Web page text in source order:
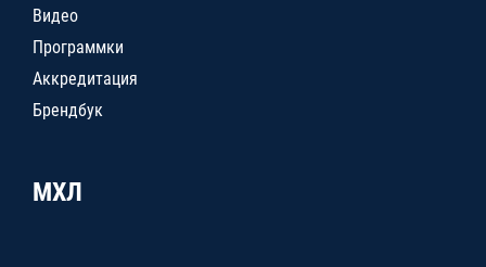
Видео
Программки
Аккредитация
Брендбук
МХЛ